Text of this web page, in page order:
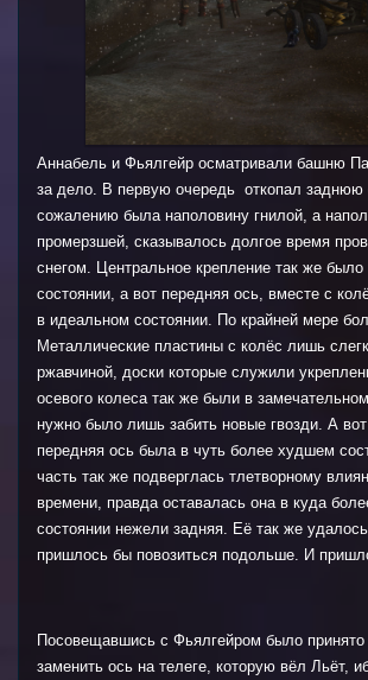
Аннабель и Фьялгейр осматривали башню
за дело. В первую очередь откопал заднюю
сожалению была наполовину гнилой, а
промерзшей, сказывалось долгое время
снегом. Центральное крепление так же
состоянии, а вот передняя ось, вместе с
в идеальном состоянии. По крайней мере
Металлические пластины с колёс лишь
ржавчиной, доски которые служили
осевого колеса так же были в
нужно было лишь забить новые гвозди. А
передняя ось была в чуть более худшем
часть так же подверглась тлетворному
времени, правда оставалась она в куда
состоянии нежели задняя. Её так же
пришлось бы повозиться подольше. И
Посовещавшись с Фьялгейром было
заменить ось на телеге, которую вёл Льёт,